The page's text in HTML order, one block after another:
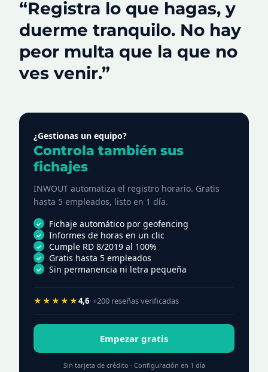
“Registra lo que hagas, y
duerme tranquilo. No hay
peor multa que la que no
ves venir.”
¿Gestionas un equipo?
Controla también sus
fichajes
INWOUT automatiza el registro horario. Gratis
hasta 5 empleados, listo en 1 día.
Fichaje automático por geofencing
Informes de horas en un clic
Cumple RD 8/2019 al 100%
Gratis hasta 5 empleados
Sin permanencia ni letra pequeña
★★★★★4,6· +200 reseñas verificadas
Empezar gratis
Sin tarjeta de crédito · Configuración en 1 día